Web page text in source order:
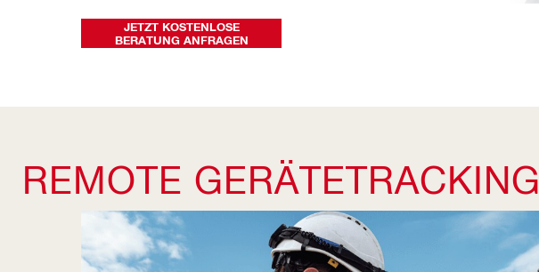
JETZT KOSTENLOSE
BERATUNG ANFRAGEN
REMOTE GERÄTETRACKING